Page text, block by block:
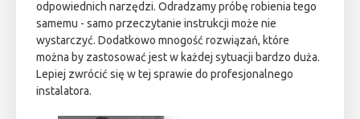
odpowiednich narzędzi. Odradzamy próbę robienia tego
samemu - samo przeczytanie instrukcji może nie
wystarczyć. Dodatkowo mnogość rozwiązań, które
można by zastosować jest w każdej sytuacji bardzo duża.
Lepiej zwrócić się w tej sprawie do profesjonalnego
instalatora.